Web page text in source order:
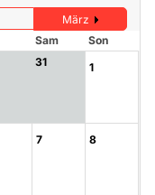
März
Sam
Son
31 1
7 8